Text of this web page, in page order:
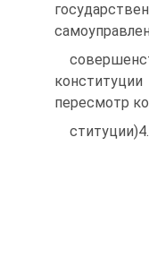
пересмотр
ституции)4.